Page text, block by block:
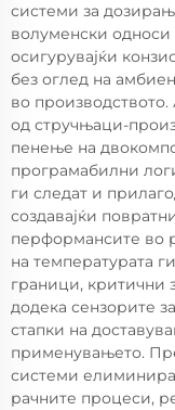
системи за
волуменски односи
осигурувајќи
без оглед на
во производството.
од стручњаци-
пенење на
програмабилни
ги следат и
создавајќи
перформансите во
на температурата
граници, критични
додека сензорите
стапки на
применувањето.
системи
рачните процеси,